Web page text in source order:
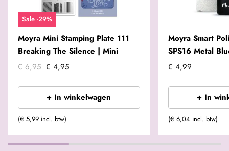
Sale -29%
Moyra Mini Stamping Plate 111
Breaking The Silence | Mini
€ 6,95 € 4,95
+ In winkelwagen
(€ 5,99 incl. btw)
Moyra Smart
SPS16 Metal
€ 4,99
+ In
(€ 6,04 incl. btw)